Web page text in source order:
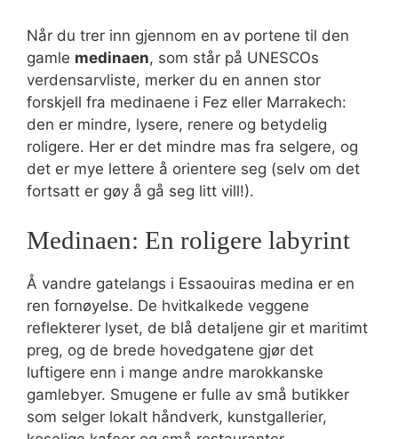
Når du trer inn gjennom en av portene til den
gamle medinaen, som står på UNESCOs
verdensarvliste, merker du en annen stor
forskjell fra medinaene i Fez eller Marrakech:
den er mindre, lysere, renere og betydelig
roligere. Her er det mindre mas fra selgere, og
det er mye lettere å orientere seg (selv om det
fortsatt er gøy å gå seg litt vill!).
Medinaen: En roligere labyrint
Å vandre gatelangs i Essaouiras medina er en
ren fornøyelse. De hvitkalkede veggene
reflekterer lyset, de blå detaljene gir et maritimt
preg, og de brede hovedgatene gjør det
luftigere enn i mange andre marokkanske
gamlebyer. Smugene er fulle av små butikker
som selger lokalt håndverk, kunstgallerier,